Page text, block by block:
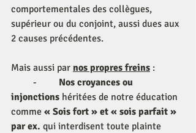
comportementales des collègues,
supérieur ou du conjoint, aussi dues aux
2 causes précédentes.
Mais aussi par nos propres freins :
         -
Nos croyances ou
injonctions héritées de notre éducation
comme « Sois fort » et « sois parfait »
par ex. qui interdisent toute plainte